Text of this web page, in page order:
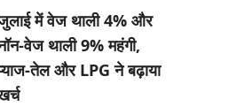
में वेज थाली 4% और
वेज थाली 9% महंगी,
तेल और LPG ने बढ़ाया